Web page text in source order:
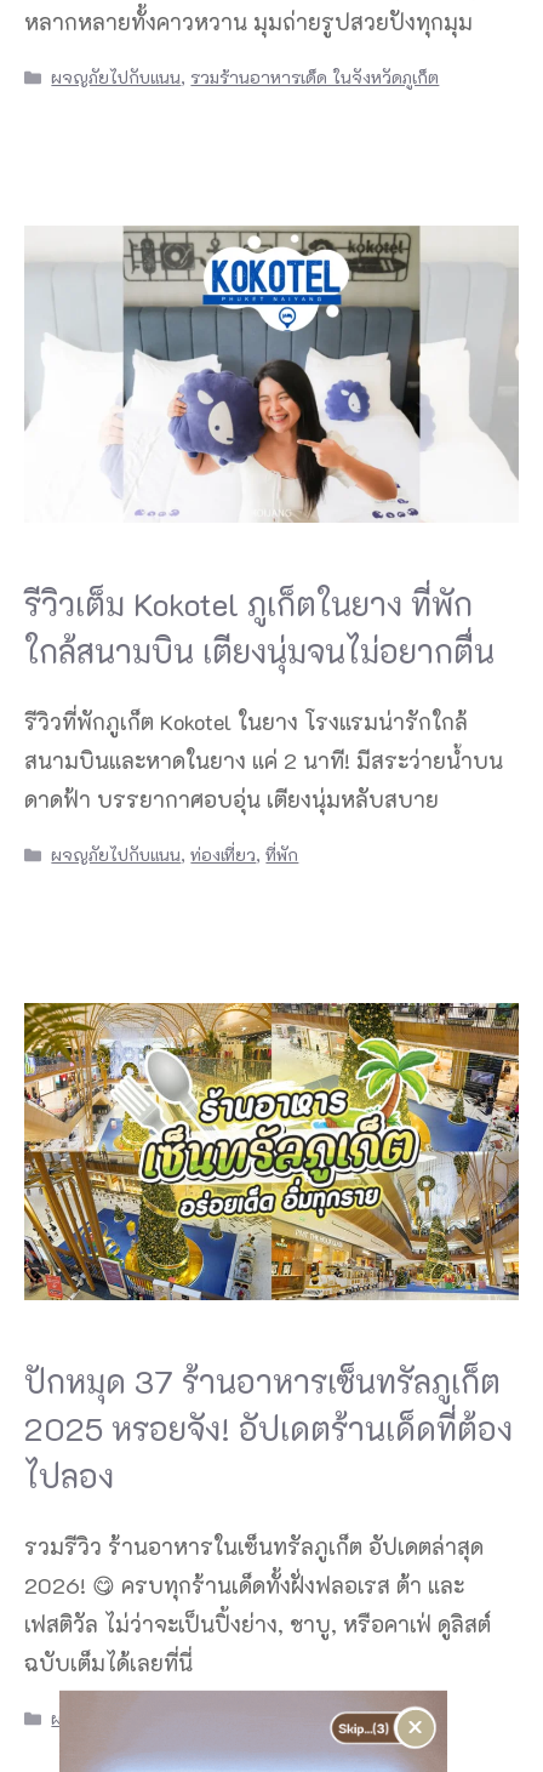
หลากหลายทั้งคาวหวาน มุมถ่ายรูปสวยปังทุกมุม
Categories
ผจญภัยไปกับแนน, รวมร้านอาหารเด็ด ในจังหวัดภูเก็ต
รีวิวเต็ม Kokotel ภูเก็ตในยาง ที่พัก
ใกล้สนามบิน เตียงนุ่มจนไม่อยากตื่น
รีวิวที่พักภูเก็ต Kokotel ในยาง โรงแรมน่ารักใกล้
สนามบินและหาดในยาง แค่ 2 นาที! มีสระว่ายน้ำบน
ดาดฟ้า บรรยากาศอบอุ่น เตียงนุ่มหลับสบาย
Categories
ผจญภัยไปกับแนน,ท่องเที่ยว,ที่พัก
ปักหมุด 37 ร้านอาหารเซ็นทรัลภูเก็ต
2025 หรอยจัง! อัปเดตร้านเด็ดที่ต้อง
ไปลอง
รวมรีวิว ร้านอาหารในเซ็นทรัลภูเก็ต อัปเดตล่าสุด
2026! 😋 ครบทุกร้านเด็ดทั้งฝั่งฟลอเรส ต้า และ
เฟสติวัล ไม่ว่าจะเป็นปิ้งย่าง, ชาบู, หรือคาเฟ่ ดูลิสต์
ฉบับเต็มได้เลยที่นี่
Categories
ผจญภัยไปกับแนน ×